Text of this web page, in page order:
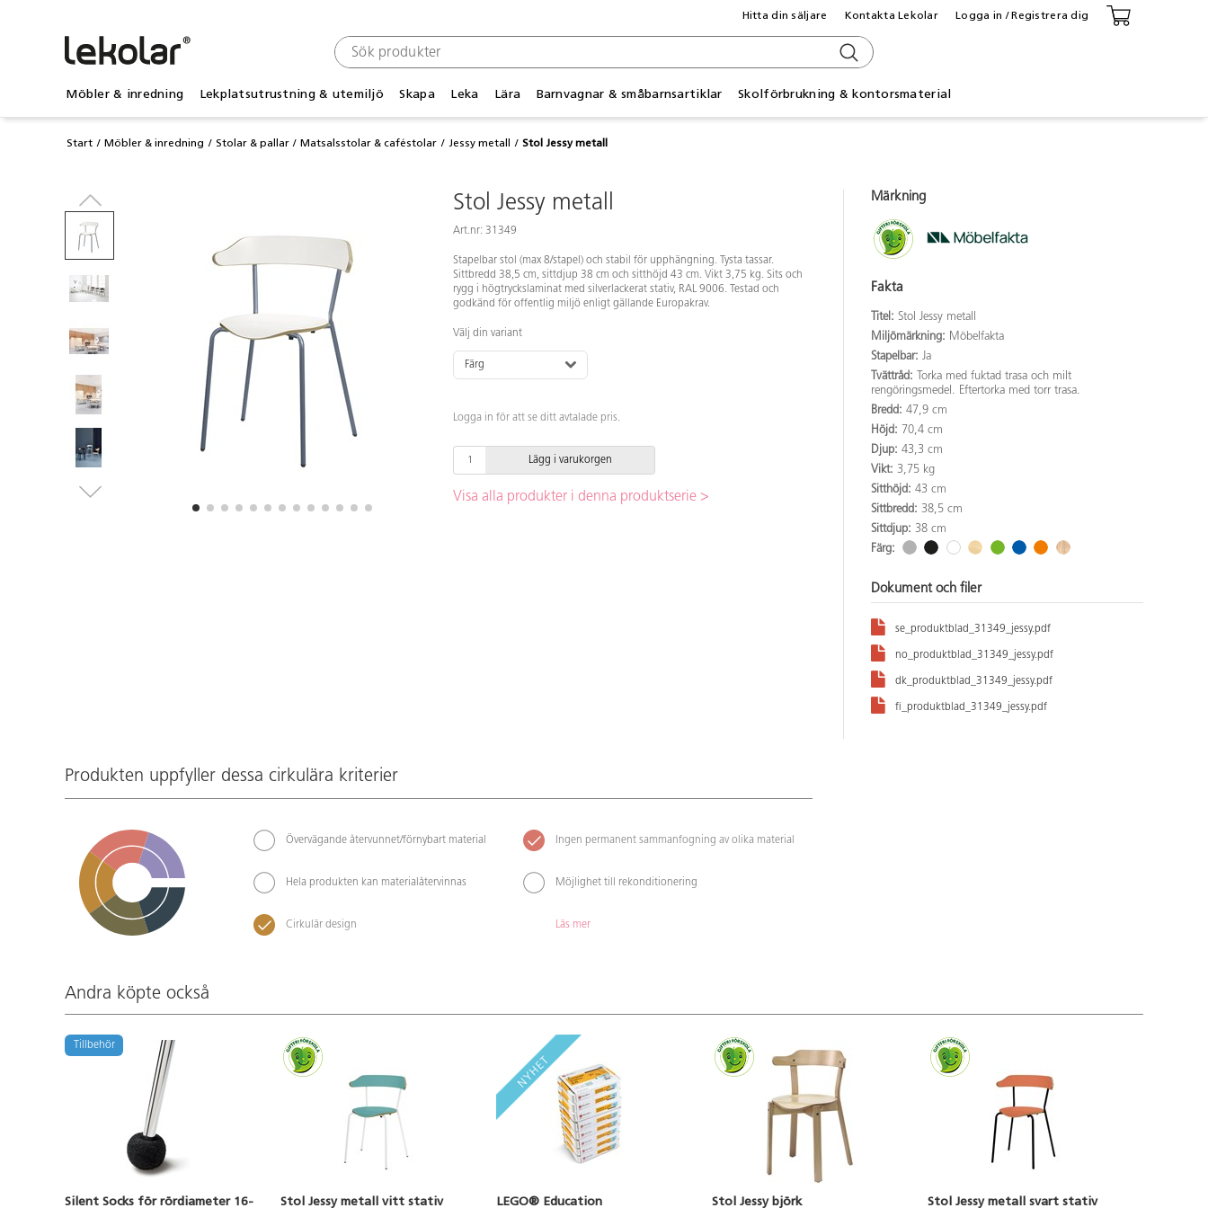
Möbler & inredning Lekplatsutrustning & utemiljö Skapa Leka Lära Barnvagnar & småbarnsartiklar Skolförbrukning & kontorsmaterial
Hitta din säljare Kontakta Lekolar Logga in / Registrera dig
Start Möbler & inredning Stolar & pallar Matsalsstolar & caféstolar Jessy metall Stol Jessy metall
Stol Jessy metall
Art.nr: 31349
Stapelbar stol (max 8/stapel) och stabil för upphängning. Tysta tassar.
Sittbredd 38,5 cm, sittdjup 38 cm och sitthöjd 43 cm. Vikt 3,75 kg. Sits och
rygg i högtryckslaminat med silverlackerat stativ, RAL 9006. Testad och
godkänd för offentlig miljö enligt gällande Europakrav.
Välj din variant
Färg
Logga in för att se ditt avtalade pris.
Lägg i varukorgen
Visa alla produkter i denna produktserie >
Märkning
Fakta
Titel: Stol Jessy metall
Miljömärkning: Möbelfakta
Stapelbar: Ja
Tvättråd:
Torka med fuktad trasa och milt
rengöringsmedel. Eftertorka med torr trasa.
Bredd: 47,9 cm
Höjd: 70,4 cm
Djup: 43,3 cm
Vikt: 3,75 kg
Sitthöjd: 43 cm
Sittbredd: 38,5 cm
Sittdjup: 38 cm
Färg:
Dokument och filer
se_produktblad_31349_jessy.pdf
no_produktblad_31349_jessy.pdf
dk_produktblad_31349_jessy.pdf
fi_produktblad_31349_jessy.pdf
Produkten uppfyller dessa cirkulära kriterier
Övervägande återvunnet/förnybart material
Hela produkten kan materialåtervinnas
Cirkulär design
Ingen permanent sammanfogning av olika material
Möjlighet till rekonditionering
Läs mer
Andra köpte också
Tillbehör
Silent Socks för rördiameter 16-
Stol Jessy metall vitt stativ
LEGO® Education
Stol Jessy björk Stol Jessy metall svart stativ